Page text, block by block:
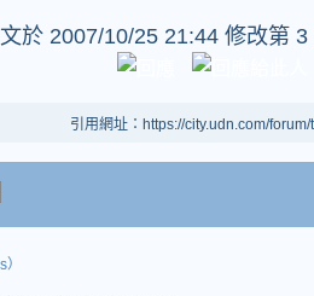
於 2007/10/25 21:44 修改第 3
引用網址：https://city.udn.com/